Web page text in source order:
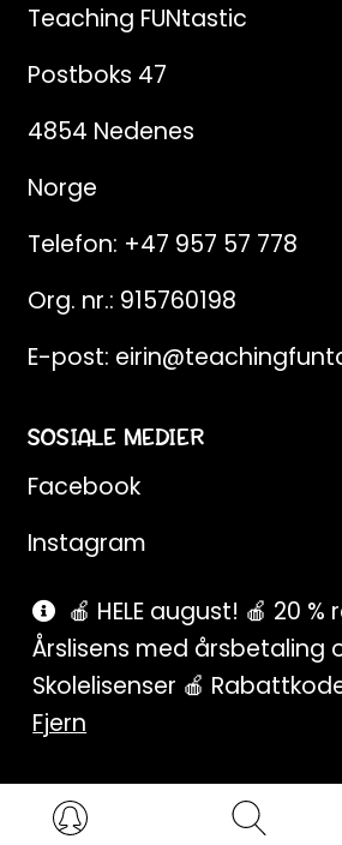
Teaching FUNtastic
Postboks 47
4854 Nedenes
Norge
Telefon: +47 957 57 778
Org. nr.: 915760198
E-post:
SOSIALE MEDIER
Facebook
Instagram
Pinterest
SnapChat
Products
search
🍎 HELE august! 🍎 20
Årslisens med årsbetaling
Skolelisenser 🍎
Fjern